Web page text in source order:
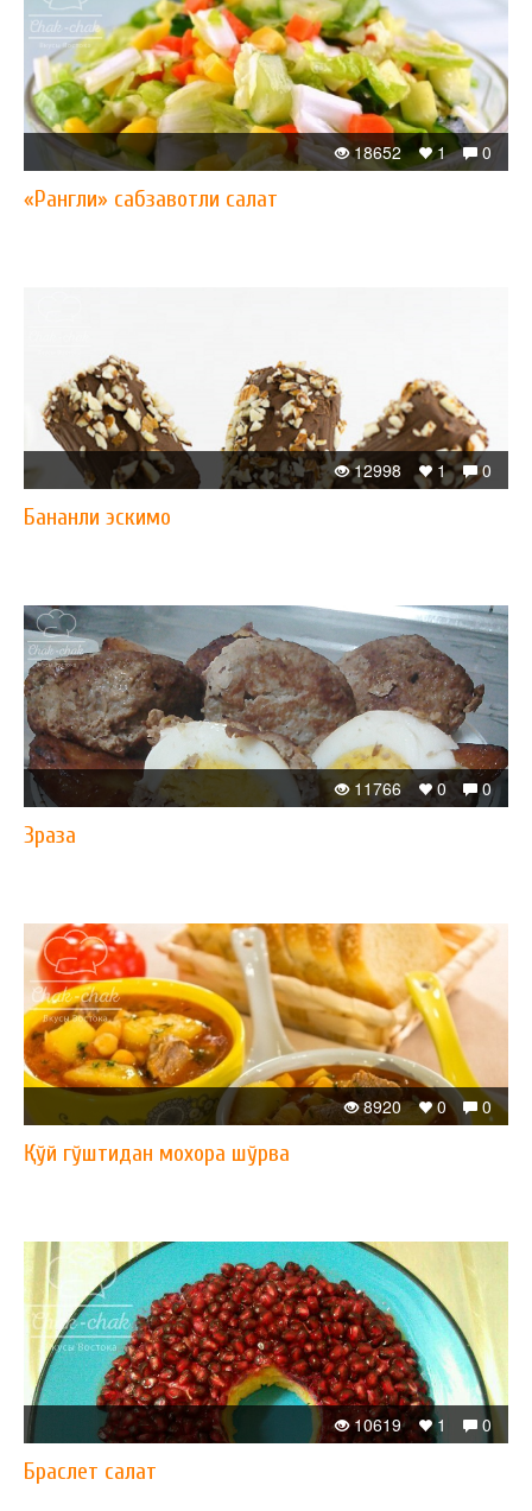
0
1
18652
«Рангли» сабзавотли салат
0
1
12998
Бананли эскимо
0
0
11766
Зраза
0
0
8920
Қўй гўштидан мохора шўрва
0
1
10619
Браслет салат